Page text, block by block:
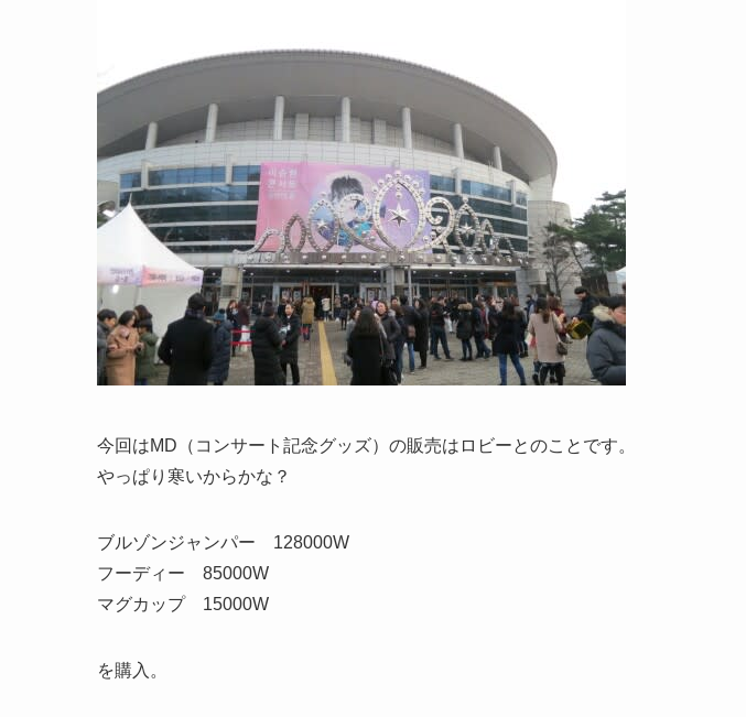
今回はMD（コンサート記念グッズ）の販売はロビーとのことです。
やっぱり寒いからかな？
ブルゾンジャンパー 128000W
フーディー 85000W
マグカップ 15000W
を購入。